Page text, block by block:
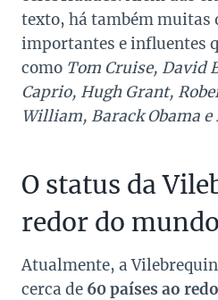
texto, há também muitas
importantes e influentes
como Tom Cruise, David
Caprio, Hugh Grant,
William, Barack Obama
O status da
redor do mundo
Atualmente, a
cerca de 60 países ao